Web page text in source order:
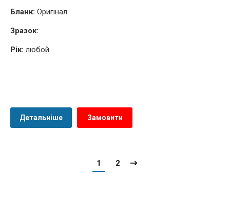
Бланк: Оригінал
Зразок:
Рік: любой
Детальніше Замовити
1 2